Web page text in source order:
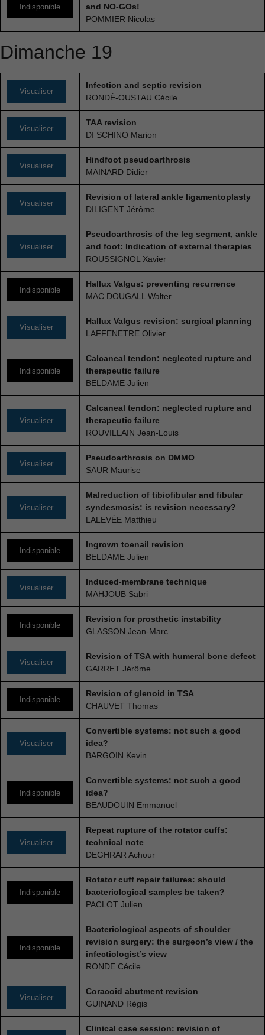
Indisponible
and NO-GOs!
POMMIER Nicolas
Dimanche 19
Visualiser
Infection and septic revision
RONDÉ-OUSTAU Cécile
Visualiser
TAA revision
DI SCHINO Marion
Visualiser
Hindfoot pseudoarthrosis
MAINARD Didier
Visualiser
Revision of lateral ankle ligamentoplasty
DILIGENT Jérôme
Visualiser
Pseudoarthrosis of the leg segment, ankle
and foot: Indication of external therapies
ROUSSIGNOL Xavier
Indisponible
Hallux Valgus: preventing recurrence
MAC DOUGALL Walter
Visualiser
Hallux Valgus revision: surgical planning
LAFFENETRE Olivier
Indisponible
Calcaneal tendon: neglected rupture and
therapeutic failure
BELDAME Julien
Visualiser
Calcaneal tendon: neglected rupture and
therapeutic failure
ROUVILLAIN Jean-Louis
Visualiser
Pseudoarthrosis on DMMO
SAUR Maurise
Visualiser
Malreduction of tibiofibular and fibular
syndesmosis: is revision necessary?
LALEVÉE Matthieu
Indisponible
Ingrown toenail revision
BELDAME Julien
Visualiser
Induced-membrane technique
MAHJOUB Sabri
Indisponible
Revision for prosthetic instability
GLASSON Jean-Marc
Visualiser
Revision of TSA with humeral bone defect
GARRET Jérôme
Indisponible
Revision of glenoid in TSA
CHAUVET Thomas
Visualiser
Convertible systems: not such a good
idea?
BARGOIN Kevin
Indisponible
Convertible systems: not such a good
idea?
BEAUDOUIN Emmanuel
Visualiser
Repeat rupture of the rotator cuffs:
technical note
DEGHRAR Achour
Indisponible
Rotator cuff repair failures: should
bacteriological samples be taken?
PACLOT Julien
Indisponible
Bacteriological aspects of shoulder
revision surgery: the surgeon’s view / the
infectiologist’s view
RONDE Cécile
Visualiser
Coracoid abutment revision
GUINAND Régis
Clinical case session: revision of